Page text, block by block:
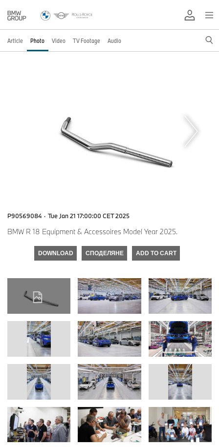
Article Photo Video TV Footage Audio
P90569084 · Tue Jan 21 17:00:00 CET 2025
BMW R 18 Equipment & Accessoires Model Year 2025.
DOWNLOAD СПОДЕЛЯНЕ ADD TO CART